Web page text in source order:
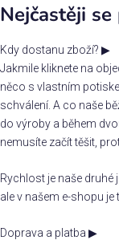
Nejčastěji
Kdy dostanu zboží? ▶
Jakmile kliknete na
něco s vlastním
schválení. A co naše
do výroby a během
nemusíte začít těšit,
Rychlost je naše
ale v našem e-shopu je
Doprava a platba ▶